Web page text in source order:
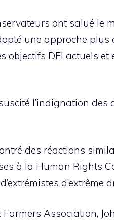
ont salué le
une approche plus
objectifs DEI actuels
l’indignation
des réactions
à la Human Rights
d’extrême
Association,